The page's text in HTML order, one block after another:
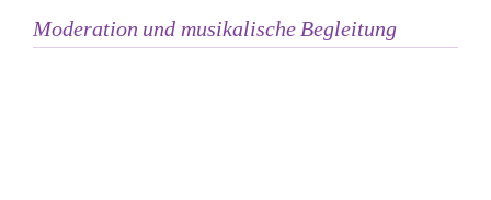
Moderation und musikalische Begleitung